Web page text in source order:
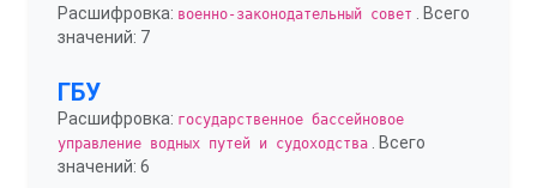
Расшифровка: военно-законодательный совет
. Всего
значений: 7
ГБУ
Расшифровка: государственное бассейновое
управление водных путей и судоходства . Всего
значений: 6